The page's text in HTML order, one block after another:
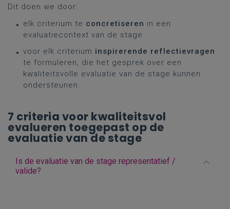
Dit doen we door:
elk criterium te concretiseren in een
evaluatiecontext van de stage
voor elk criterium inspirerende reflectievragen
te formuleren, die het gesprek over een
kwaliteitsvolle evaluatie van de stage kunnen
ondersteunen.
7 criteria voor kwaliteitsvol
evalueren toegepast op de
evaluatie van de stage
Is de evaluatie van de stage representatief /
valide?